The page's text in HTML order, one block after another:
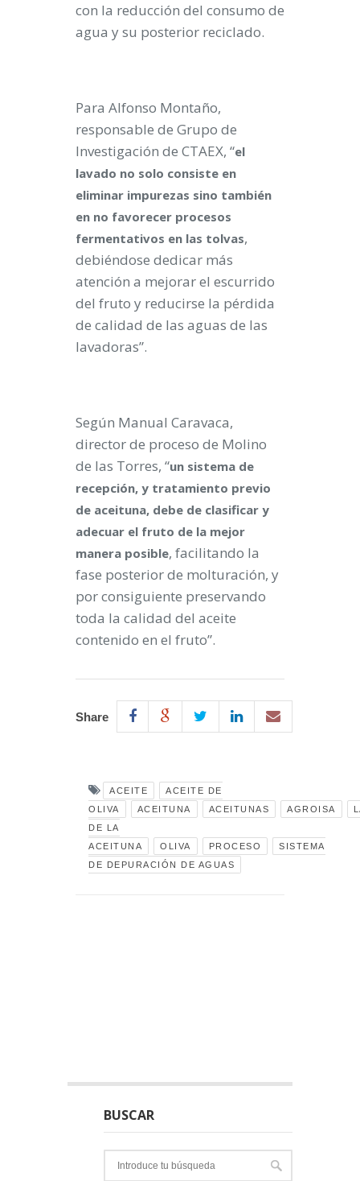
con la reducción del consumo de
agua y su posterior reciclado.
Para Alfonso Montaño,
responsable de Grupo de
Investigación de CTAEX, “el
lavado no solo consiste en
eliminar impurezas sino también
en no favorecer procesos
fermentativos en las tolvas,
debiéndose dedicar más
atención a mejorar el escurrido
del fruto y reducirse la pérdida
de calidad de las aguas de las
lavadoras”.
Según Manual Caravaca,
director de proceso de Molino
de las Torres, “un sistema de
recepción, y tratamiento previo
de aceituna, debe de clasificar y
adecuar el fruto de la mejor
manera posible, facilitando la
fase posterior de molturación, y
por consiguiente preservando
toda la calidad del aceite
contenido en el fruto”.
Share
ACEITE
ACEITE DE
OLIVA
ACEITUNA ACEITUNAS AGROISA
DE LA
ACEITUNA
OLIVA PROCESO
SISTEMA
DE DEPURACIÓN DE AGUAS
BUSCAR